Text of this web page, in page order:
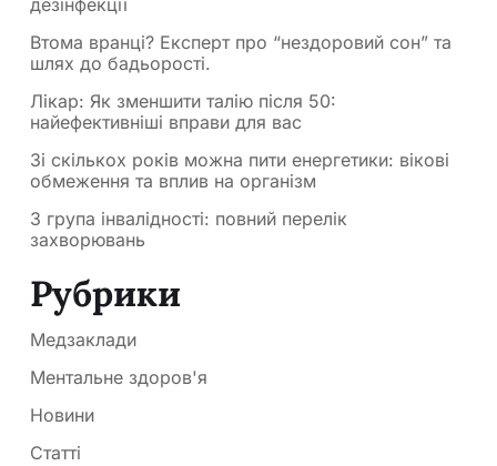
дезінфекції
Втома вранці? Експерт про “нездоровий сон” та
шлях до бадьорості.
Лікар: Як зменшити талію після 50:
найефективніші вправи для вас
Зі скількох років можна пити енергетики: вікові
обмеження та вплив на організм
3 група інвалідності: повний перелік
захворювань
Рубрики
Медзаклади
Ментальне здоров'я
Новини
Статті